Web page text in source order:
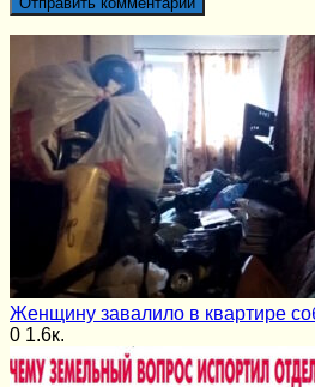
Женщину завалило в квартире
0 1.6к.